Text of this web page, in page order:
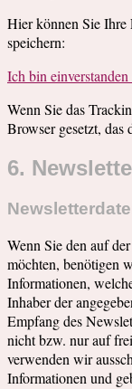
Hier können Sie Ihre
speichern:
Ich bin einverstanden
Wenn Sie das
Browser gesetzt, das
6.
Wenn Sie den auf
möchten, benötigen
Informationen,
Inhaber der
Empfang des
nicht bzw. nur auf
verwenden wir
Informationen und